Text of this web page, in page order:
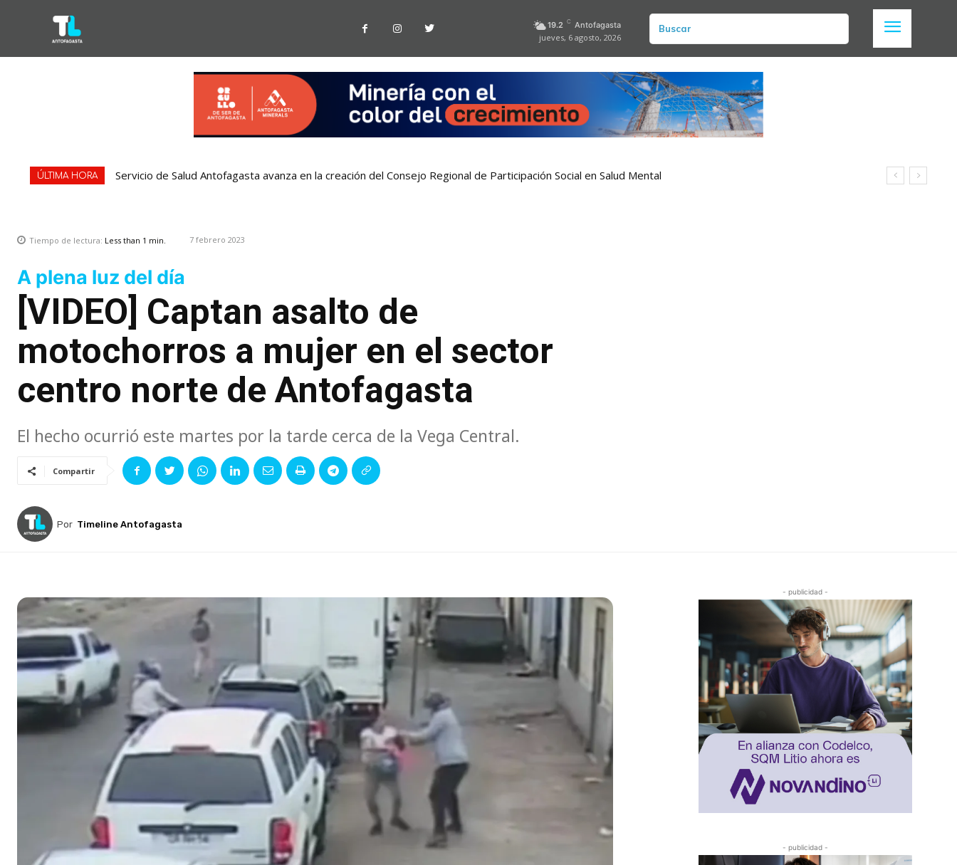
19.2 C Antofagasta
jueves, 6 agosto, 2026
Buscar
ÚLTIMA HORA Servicio de Salud Antofagasta avanza en la creación del Consejo Regional de Participación Social en Salud Mental
Tiempo de lectura: Less than 1 min. 7 febrero 2023
A plena luz del día
[VIDEO] Captan asalto de
motochorros a mujer en el sector
centro norte de Antofagasta
El hecho ocurrió este martes por la tarde cerca de la Vega Central.
Compartir
Por Timeline Antofagasta
- publicidad -
- publicidad -